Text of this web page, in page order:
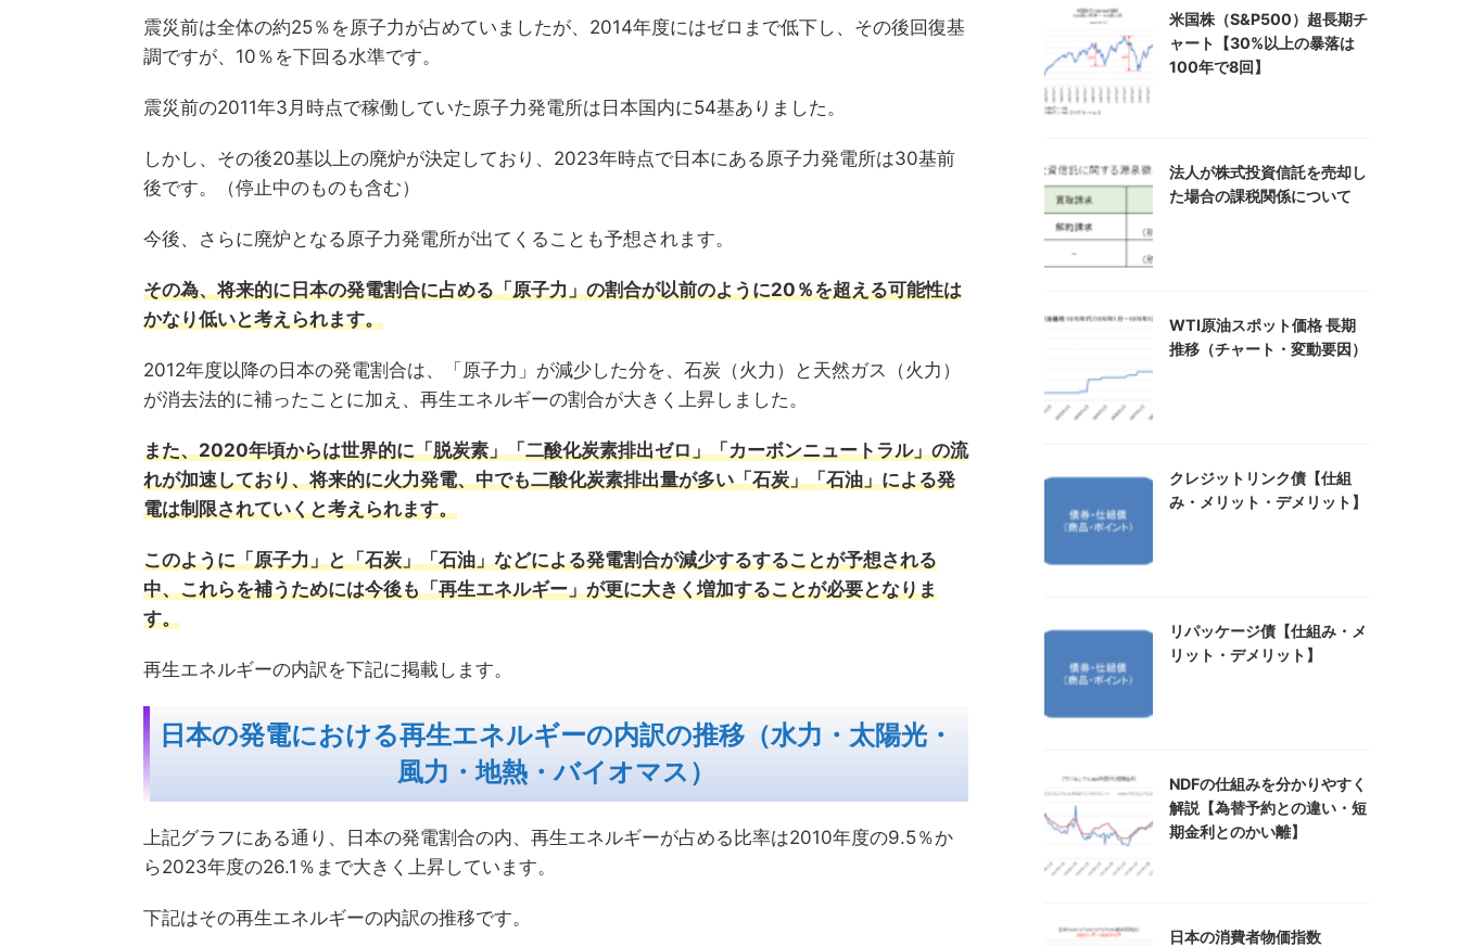
震災前は全体の約25％を原子力が占めていましたが、2014年度にはゼロまで低下し、その後回復基
調ですが、10％を下回る水準です。
震災前の2011年3月時点で稼働していた原子力発電所は日本国内に54基ありました。
しかし、その後20基以上の廃炉が決定しており、2023年時点で日本にある原子力発電所は30基前
後です。（停止中のものも含む）
今後、さらに廃炉となる原子力発電所が出てくることも予想されます。
その為、将来的に日本の発電割合に占める「原子力」の割合が以前のように20％を超える可能性は
かなり低いと考えられます。
2012年度以降の日本の発電割合は、「原子力」が減少した分を、石炭（火力）と天然ガス（火力）
が消去法的に補ったことに加え、再生エネルギーの割合が大きく上昇しました。
また、2020年頃からは世界的に「脱炭素」「二酸化炭素排出ゼロ」「カーボンニュートラル」の流
れが加速しており、将来的に火力発電、中でも二酸化炭素排出量が多い「石炭」「石油」による発
電は制限されていくと考えられます。
このように「原子力」と「石炭」「石油」などによる発電割合が減少するすることが予想される
中、これらを補うためには今後も「再生エネルギー」が更に大きく増加することが必要となりま
す。
再生エネルギーの内訳を下記に掲載します。
日本の発電における再生エネルギーの内訳の推移（水力・太陽光・
風力・地熱・バイオマス）
上記グラフにある通り、日本の発電割合の内、再生エネルギーが占める比率は2010年度の9.5％か
ら2023年度の26.1％まで大きく上昇しています。
下記はその再生エネルギーの内訳の推移です。
米国株（S&P500）超長期チ
ャート【30%以上の暴落は
100年で8回】
法人が株式投資信託を売却し
た場合の課税関係について
WTI原油スポット価格 長期
推移（チャート・変動要因）
クレジットリンク債【仕組
み・メリット・デメリット】
リパッケージ債【仕組み・メ
リット・デメリット】
NDFの仕組みを分かりやすく
解説【為替予約との違い・短
期金利とのかい離】
日本の消費者物価指数